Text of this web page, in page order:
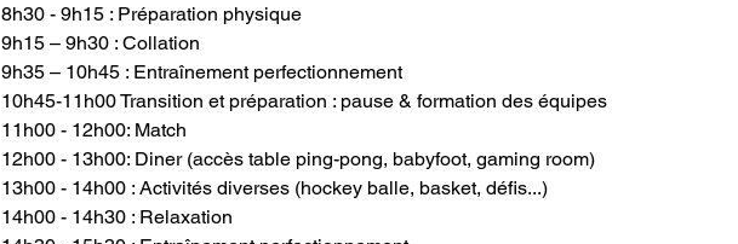
8h30 - 9h15 : Préparation physique
9h15 – 9h30 : Collation
9h35 – 10h45 : Entraînement perfectionnement
10h45-11h00 Transition et préparation : pause & formation des équipes
11h00 - 12h00: Match
12h00 - 13h00: Diner (accès table ping-pong, babyfoot, gaming room)
13h00 - 14h00 : Activités diverses (hockey balle, basket, défis...)
14h00 - 14h30 : Relaxation